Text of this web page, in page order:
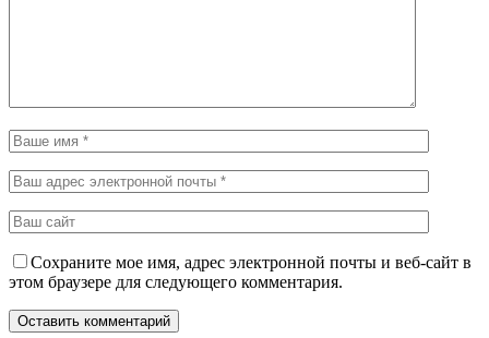
Сохраните мое имя, адрес электронной почты и веб-сайт в
этом браузере для следующего комментария.